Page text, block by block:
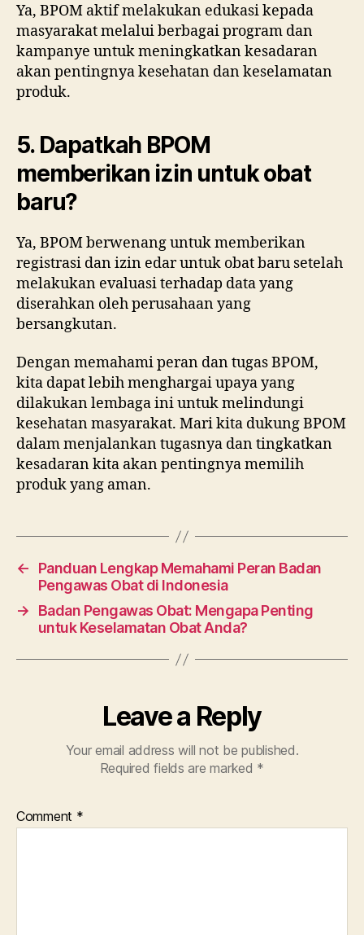
Ya, BPOM aktif melakukan edukasi kepada
masyarakat melalui berbagai program dan
kampanye untuk meningkatkan kesadaran
akan pentingnya kesehatan dan keselamatan
produk.
5. Dapatkah BPOM
memberikan izin untuk obat
baru?
Ya, BPOM berwenang untuk memberikan
registrasi dan izin edar untuk obat baru setelah
melakukan evaluasi terhadap data yang
diserahkan oleh perusahaan yang
bersangkutan.
Dengan memahami peran dan tugas BPOM,
kita dapat lebih menghargai upaya yang
dilakukan lembaga ini untuk melindungi
kesehatan masyarakat. Mari kita dukung BPOM
dalam menjalankan tugasnya dan tingkatkan
kesadaran kita akan pentingnya memilih
produk yang aman.
←
Panduan Lengkap Memahami Peran Badan
Pengawas Obat di Indonesia
→
Badan Pengawas Obat: Mengapa Penting
untuk Keselamatan Obat Anda?
Leave a Reply
Your email address will not be published.
Required fields are marked *
Comment *